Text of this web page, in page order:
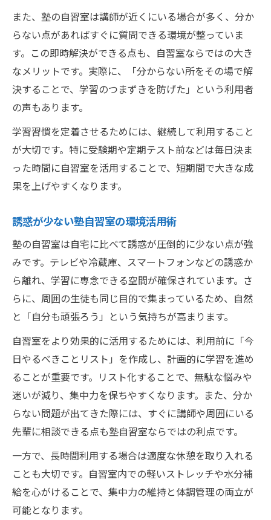
塾自習室で講師がいない時の学習方法
塾自習室だけ利用のデメリットを知ろう
塾自習室活用時に質問機会を増やす工夫
また、塾の自習室は講師が近くにいる場合が多く、分か
らない点があればすぐに質問できる環境が整っていま
す。この即時解決ができる点も、自習室ならではの大き
なメリットです。実際に、「分からない所をその場で解
決することで、学習のつまずきを防げた」という利用者
の声もあります。
学習習慣を定着させるためには、継続して利用すること
が大切です。特に受験期や定期テスト前などは毎日決ま
った時間に自習室を活用することで、短期間で大きな成
果を上げやすくなります。
誘惑が少ない塾自習室の環境活用術
塾の自習室は自宅に比べて誘惑が圧倒的に少ない点が強
みです。テレビや冷蔵庫、スマートフォンなどの誘惑か
ら離れ、学習に専念できる空間が確保されています。さ
らに、周囲の生徒も同じ目的で集まっているため、自然
と「自分も頑張ろう」という気持ちが高まります。
自習室をより効果的に活用するためには、利用前に「今
日やるべきことリスト」を作成し、計画的に学習を進め
ることが重要です。リスト化することで、無駄な悩みや
迷いが減り、集中力を保ちやすくなります。また、分か
らない問題が出てきた際には、すぐに講師や周囲にいる
先輩に相談できる点も塾自習室ならではの利点です。
一方で、長時間利用する場合は適度な休憩を取り入れる
ことも大切です。自習室内での軽いストレッチや水分補
給を心がけることで、集中力の維持と体調管理の両立が
可能となります。